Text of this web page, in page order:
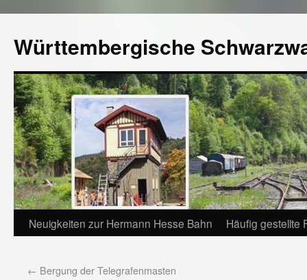
Württembergische
Neuigkeiten zur Hermann Hesse Bahn Häufig gestellte
← Bergung der Telegrafenmasten